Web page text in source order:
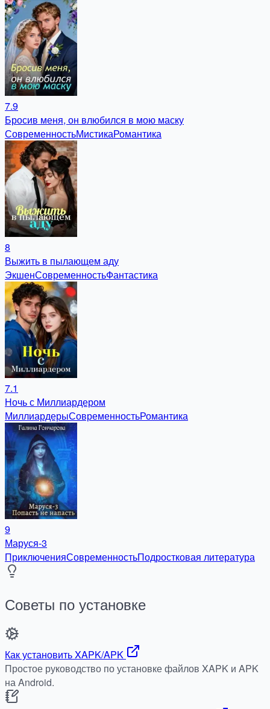
7.9
Бросив меня, он влюбился в мою маску
СовременностьМистикаРомантика
8
Выжить в пылающем аду
ЭкшенСовременностьФантастика
7.1
Ночь с Миллиардером
МиллиардерыСовременностьРомантика
9
Маруся-3
ПриключенияСовременностьПодростковая литература
Советы по установке
Как установить XAPK/APK
Простое руководство по установке файлов XAPK и APK
на Android.